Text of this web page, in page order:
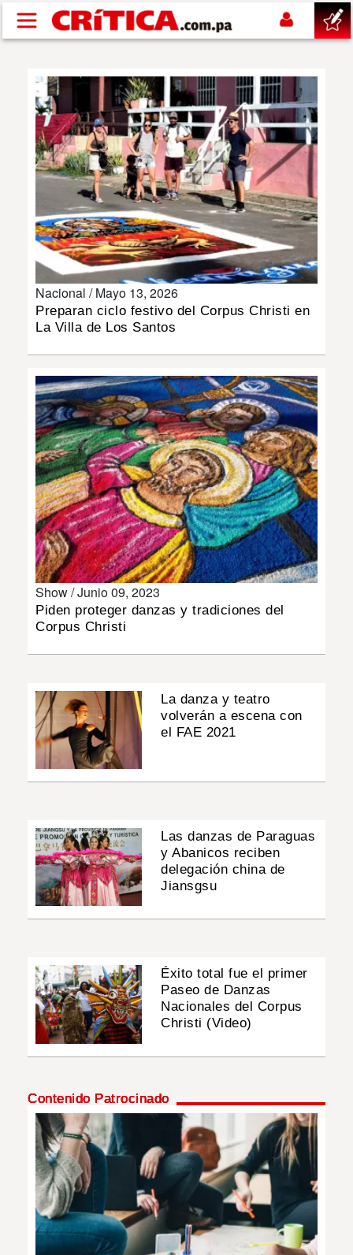
Pasar al contenido principal
SUCESOS
NACIONAL
SHOW
DEPORTES
INSÓLITAS
MULTIMEDIA
IMPRESO
Nacional /Mayo 13, 2026
Preparan ciclo festivo del Corpus Christi en
La Villa de Los Santos
Show /Junio 09, 2023
Piden proteger danzas y tradiciones del
Corpus Christi
La danza y teatro
volverán a escena con
el FAE 2021
Las danzas de Paraguas
y Abanicos reciben
delegación china de
Jiansgsu
Éxito total fue el primer
Paseo de Danzas
Nacionales del Corpus
Christi (Video)
Contenido Patrocinado